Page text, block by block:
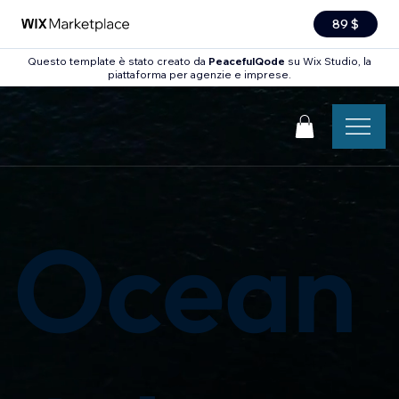
89 $
Questo template è stato creato da PeacefulQode su Wix Studio, la
piattaforma per agenzie e imprese.